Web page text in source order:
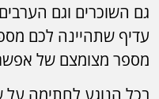
גם השוכרים וגם
עדיף שתהיינה לכם
מספר מצומצם של
בכל הנוגע לחתימה